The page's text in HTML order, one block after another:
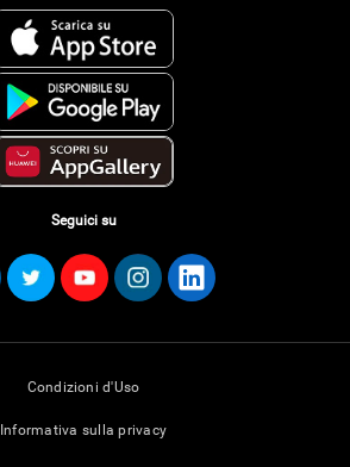
Seguici su
Condizioni d'Uso
Informativa sulla privacy